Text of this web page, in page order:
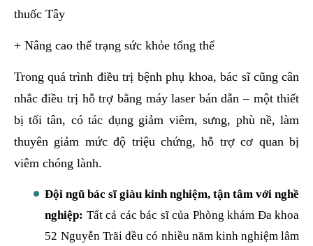
thuốc Tây
+ Nâng cao thể trạng sức khỏe tổng thể
Trong quá trình điều trị bệnh phụ khoa, bác sĩ cũng cân
nhắc điều trị hỗ trợ bằng máy laser bán dẫn – một thiết
bị tối tân, có tác dụng giảm viêm, sưng, phù nề, làm
thuyên giảm mức độ triệu chứng, hỗ trợ cơ quan bị
viêm chóng lành.
Đội ngũ bác sĩ giàu kinh nghiệm, tận tâm với nghề
nghiệp: Tất cả các bác sĩ của Phòng khám Đa khoa
52 Nguyễn Trãi đều có nhiều năm kinh nghiệm lâm